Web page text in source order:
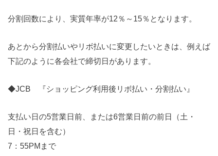
分割回数により、実質年率が12％～15％となります。
あとから分割払いやリボ払いに変更したいときは、例えば
下記のように各会社で締切日があります。
◆JCB 『ショッピング利用後リボ払い・分割払い』
支払い日の5営業日前、または6営業日前の前日（土・
日・祝日を含む）
7：55PMまで